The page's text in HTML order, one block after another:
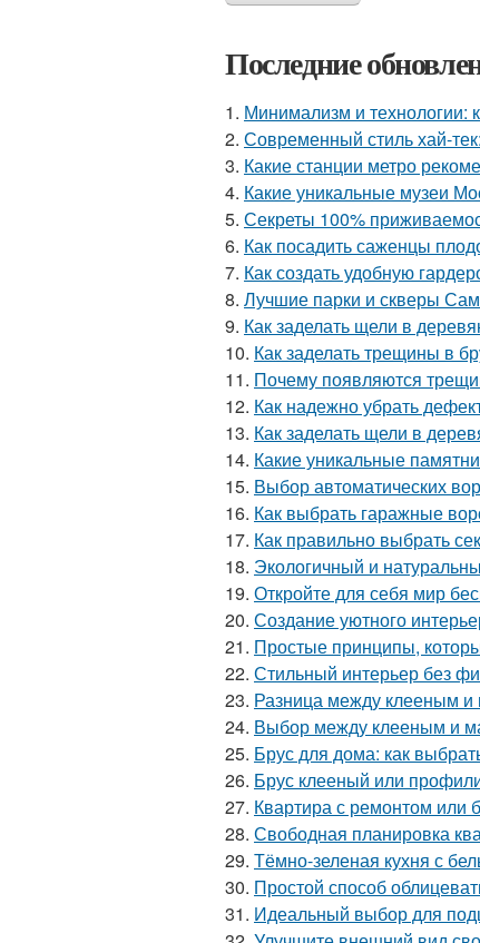
Последние
1. Минимализм и технологии:
2. Современный стиль хай-
3. Какие станции метро
4. Какие уникальные музеи
5. Секреты 100%
6. Как посадить саженцы
7. Как создать удобную
8. Лучшие парки и скверы
9. Как заделать щели в
10. Как заделать трещины в
11. Почему появляются
12. Как надежно убрать
13. Как заделать щели в
14. Какие уникальные
15. Выбор автоматических
16. Как выбрать гаражные
17. Как правильно выбрать
18. Экологичный и
19. Откройте для себя мир
20. Создание уютного
21. Простые принципы,
22. Стильный интерьер без
23. Разница между клееным и
24. Выбор между клееным и
25. Брус для дома: как
26. Брус клееный или
27. Квартира с ремонтом или
28. Свободная планировка
29. Тёмно-зеленая кухня с
30. Простой способ
31. Идеальный выбор для